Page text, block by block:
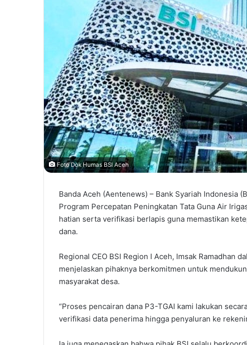
Foto Dok Humas BSI Aceh
Banda Aceh (Aentenews) – Bank Syariah Indonesia
Program Percepatan Peningkatan Tata Guna Air
hatian serta verifikasi berlapis guna memastikan
dana.
Regional CEO BSI Region I Aceh, Imsak Ramadhan
menjelaskan pihaknya berkomitmen untuk
masyarakat desa.
“Proses pencairan dana P3-TGAI kami lakukan
verifikasi data penerima hingga penyaluran ke